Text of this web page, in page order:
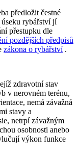
předložit čestné
rybářství jí
přestupku dle
pozdějších předpisů
zákona o rybářství.
zdravotní stav
v nerovném terénu,
nemá závažná
stavy a
netrpí závažným
osobnosti anebo
výkon funkce